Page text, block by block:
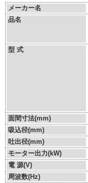
メーカー名
品名
型 式
面間寸法(mm)
吸込径(mm)
吐出径(mm)
モーター出力(kW)
電 源(V)
周波数(Hz)